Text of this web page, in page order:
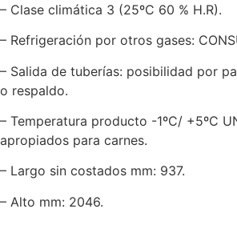
– Clase climática 3 (25ºC 60 % H.R).
– Refrigeración por otros gases:
– Salida de tuberías: posibilidad por
o respaldo.
– Temperatura producto -1ºC/ +5ºC
apropiados para carnes.
– Largo sin costados mm: 937.
– Alto mm: 2046.